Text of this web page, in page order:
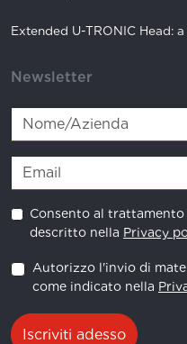
Extended U-TRONIC Head:
Newsletter
Consento al
descritto nella Privacy
Autorizzo l'invio di
come indicato nella
Iscriviti adesso